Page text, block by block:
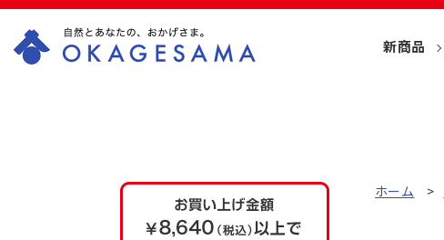
の公式通販ショッ
新商品
ホーム